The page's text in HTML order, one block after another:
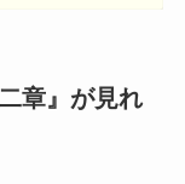
章』が見れ